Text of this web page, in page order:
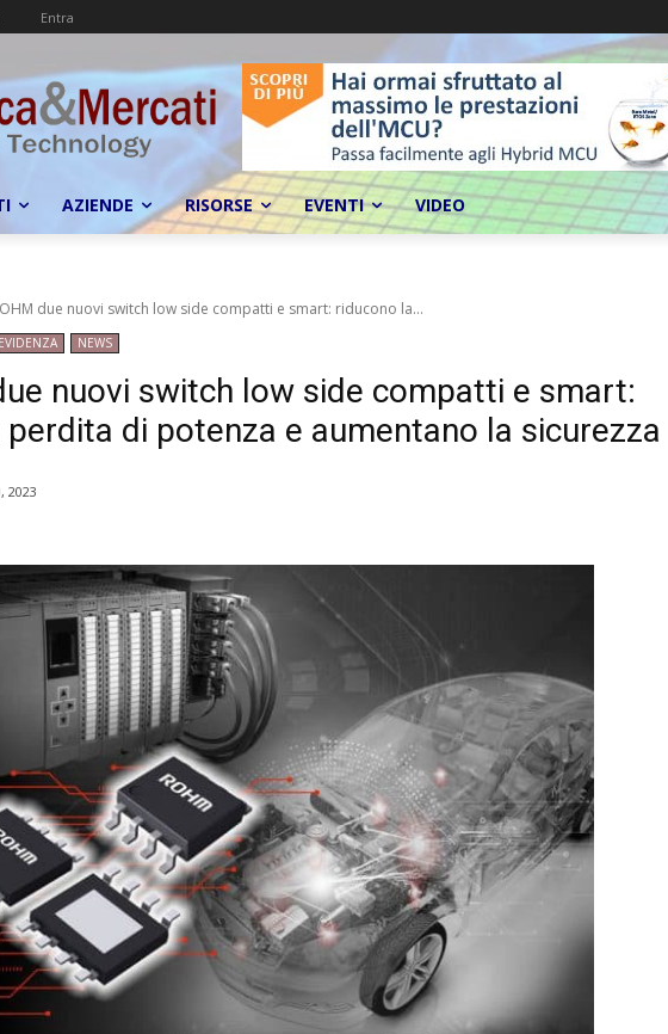
Entra
AZIENDE RISORSE EVENTI VIDEO
due nuovi switch low side compatti e smart: riducono la...
NEWS
nuovi switch low side compatti e smart:
di potenza e aumentano la sicurezza
2023